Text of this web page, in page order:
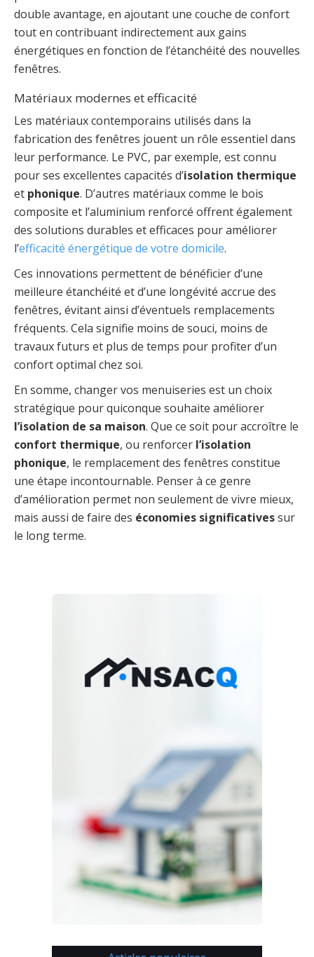
double avantage, en ajoutant une couche de confort
tout en contribuant indirectement aux gains
énergétiques en fonction de l’étanchéité des nouvelles
fenêtres.
Matériaux modernes et efficacité
Les matériaux contemporains utilisés dans la
fabrication des fenêtres jouent un rôle essentiel dans
leur performance. Le PVC, par exemple, est connu
pour ses excellentes capacités d’isolation thermique
et phonique. D’autres matériaux comme le bois
composite et l’aluminium renforcé offrent également
des solutions durables et efficaces pour améliorer
l’efficacité énergétique de votre domicile.
Ces innovations permettent de bénéficier d’une
meilleure étanchéité et d’une longévité accrue des
fenêtres, évitant ainsi d’éventuels remplacements
fréquents. Cela signifie moins de souci, moins de
travaux futurs et plus de temps pour profiter d’un
confort optimal chez soi.
En somme, changer vos menuiseries est un choix
stratégique pour quiconque souhaite améliorer
l’isolation de sa maison. Que ce soit pour accroître le
confort thermique, ou renforcer l’isolation
phonique, le remplacement des fenêtres constitue
une étape incontournable. Penser à ce genre
d’amélioration permet non seulement de vivre mieux,
mais aussi de faire des économies significativessur
le long terme.